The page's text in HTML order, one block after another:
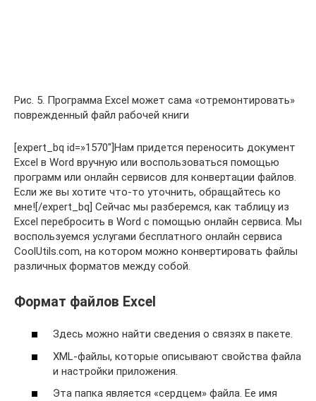
Рис. 5. Программа Excel может сама «отремонтировать»
поврежденный файл рабочей книги
[expert_bq id=»1570″]Нам придется переносить документ
Excel в Word вручную или воспользоваться помощью
программ или онлайн сервисов для конвертации файлов.
Если же вы хотите что-то уточнить, обращайтесь ко
мне![/expert_bq] Сейчас мы разберемся, как таблицу из
Excel перебросить в Word с помощью онлайн сервиса. Мы
воспользуемся услугами бесплатного онлайн сервиса
CoolUtils.com, на котором можно конвертировать файлы
различных форматов между собой.
Формат файлов Excel
Здесь можно найти сведения о связях в пакете.
XML-файлы, которые описывают свойства файла
и настройки приложения.
Эта папка является «сердцем» файла. Ее имя